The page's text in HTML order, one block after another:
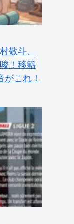
がこれ！
に熊本
を守っ
賛